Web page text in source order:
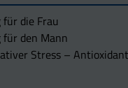
für die Frau
für den Mann
Stress –